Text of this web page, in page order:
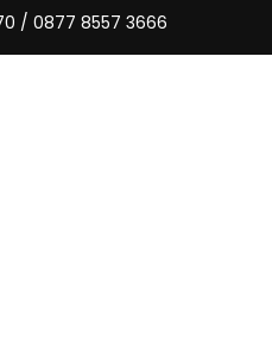
/ 0877 8557 3666